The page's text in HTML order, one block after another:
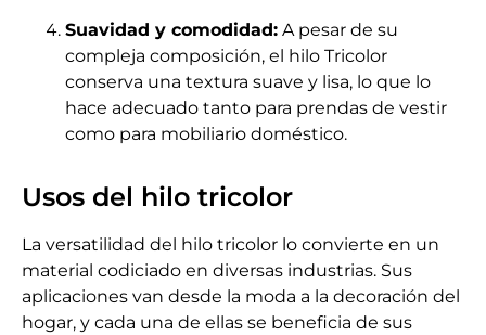
Suavidad y comodidad: A pesar de su
compleja composición, el hilo Tricolor
conserva una textura suave y lisa, lo que lo
hace adecuado tanto para prendas de vestir
como para mobiliario doméstico.
Usos del hilo tricolor
La versatilidad del hilo tricolor lo convierte en un
material codiciado en diversas industrias. Sus
aplicaciones van desde la moda a la decoración del
hogar, y cada una de ellas se beneficia de sus